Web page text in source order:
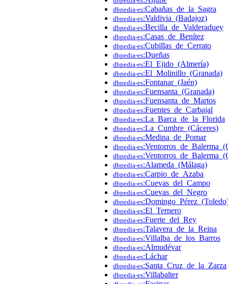
dbpedia-es:Cabañas_de_la_Sagra
dbpedia-es:Valdivia_(Badajoz)
dbpedia-es:Becilla_de_Valderaduey
dbpedia-es:Casas_de_Benítez
dbpedia-es:Cubillas_de_Cerrato
dbpedia-es:Dueñas
dbpedia-es:El_Ejido_(Almería)
dbpedia-es:El_Molinillo_(Granada)
dbpedia-es:Fontanar_(Jaén)
dbpedia-es:Fuensanta_(Granada)
dbpedia-es:Fuensanta_de_Martos
dbpedia-es:Fuentes_de_Carbajal
dbpedia-es:La_Barca_de_la_Florida
dbpedia-es:La_Cumbre_(Cáceres)
dbpedia-es:Medina_de_Pomar
dbpedia-es
dbpedia-es
dbpedia-es:Alameda_(Málaga)
dbpedia-es:Carpio_de_Azaba
dbpedia-es:Cuevas_del_Campo
dbpedia-es:Cuevas_del_Negro
dbpedia-es
dbpedia-es:El_Ternero
dbpedia-es:Fuerte_del_Rey
dbpedia-es:Talavera_de_la_Reina
dbpedia-es:Villalba_de_los_Barros
dbpedia-es:Almudévar
dbpedia-es:Láchar
dbpedia-es:Santa_Cruz_de_la_Zarza
dbpedia-es:Villabalter